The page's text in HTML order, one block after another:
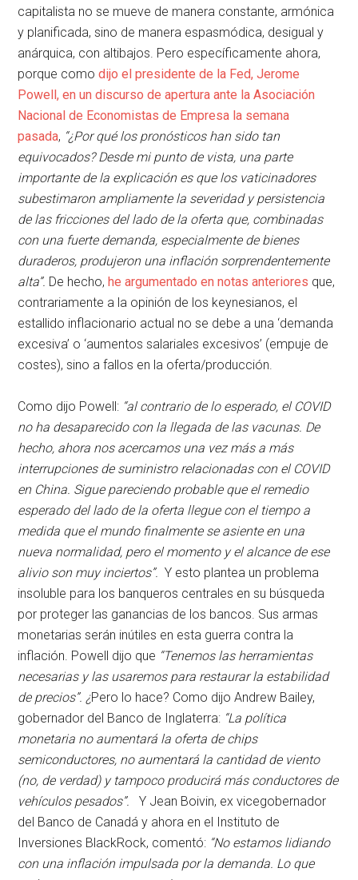
capitalista no se mueve de manera constante, armónica
y planificada, sino de manera espasmódica, desigual y
anárquica, con altibajos. Pero específicamente ahora,
porque comodijo el presidente de la Fed, Jerome
Powell, en un discurso de apertura ante la Asociación
Nacional de Economistas de Empresa la semana
pasada, “¿Por qué los pronósticos han sido tan
equivocados? Desde mi punto de vista, una parte
importante de la explicación es que los vaticinadores
subestimaron ampliamente la severidad y persistencia
de las fricciones del lado de la oferta que, combinadas
con una fuerte demanda, especialmente de bienes
duraderos, produjeron una inflación sorprendentemente
alta”. De hecho, he argumentado en notas anteriores que,
contrariamente a la opinión de los keynesianos, el
estallido inflacionario actual no se debe a una ‘demanda
excesiva’ o ‘aumentos salariales excesivos’ (empuje de
costes), sino a fallos en la oferta/producción.
Como dijo Powell: “al contrario de lo esperado, el COVID
no ha desaparecido con la llegada de las vacunas. De
hecho, ahora nos acercamos una vez más a más
interrupciones de suministro relacionadas con el COVID
en China. Sigue pareciendo probable que el remedio
esperado del lado de la oferta llegue con el tiempo a
medida que el mundo finalmente se asiente en una
nueva normalidad, pero el momento y el alcance de ese
alivio son muy inciertos”.Y esto plantea un problema
insoluble para los banqueros centrales en su búsqueda
por proteger las ganancias de los bancos. Sus armas
monetarias serán inútiles en esta guerra contra la
inflación. Powell dijo que “Tenemos las herramientas
necesarias y las usaremos para restaurar la estabilidad
de precios”. ¿Pero lo hace? Como dijo Andrew Bailey,
gobernador del Banco de Inglaterra: “La política
monetaria no aumentará la oferta de chips
semiconductores, no aumentará la cantidad de viento
(no, de verdad) y tampoco producirá más conductores de
vehículos pesados”.
Y Jean Boivin, ex vicegobernador
del Banco de Canadá y ahora en el Instituto de
Inversiones BlackRock, comentó: “No estamos lidiando
con una inflación impulsada por la demanda. Lo que